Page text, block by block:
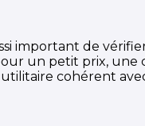
important de
un petit prix, une
cohérent